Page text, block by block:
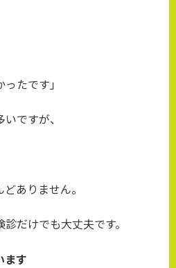
たです」
ですが、
ありません。
だけでも大丈夫です。
ます